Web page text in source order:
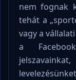
nem fognak
tehát a
vagy a
a